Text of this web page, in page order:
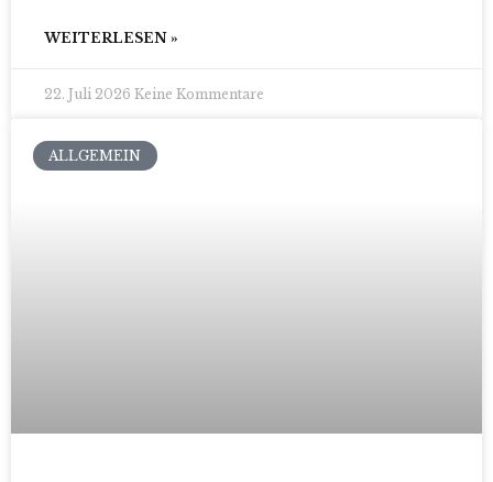
WEITERLESEN »
22. Juli 2026 Keine Kommentare
ALLGEMEIN